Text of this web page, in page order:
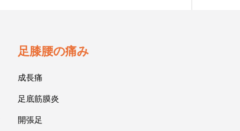
足膝腰の痛み
成長痛
足底筋膜炎
開張足